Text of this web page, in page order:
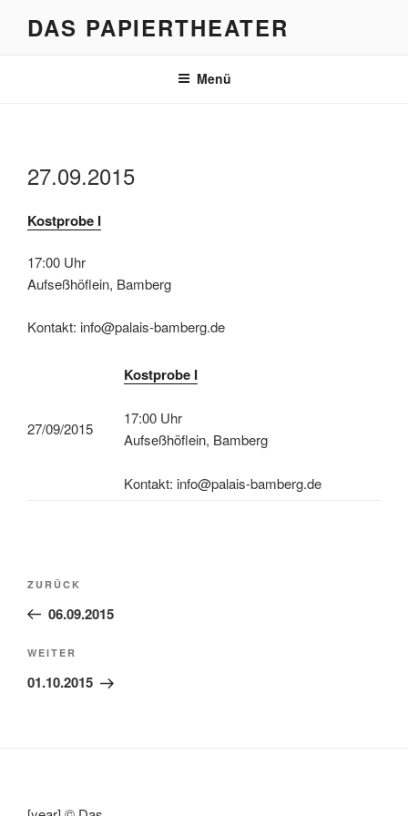
DAS PAPIERTHEATER
Menü
27.09.2015
Kostprobe I
17:00 Uhr
Aufseßhöflein, Bamberg
Kontakt: info@palais-bamberg.de
27/09/2015
Kostprobe I
17:00 Uhr
Aufseßhöflein, Bamberg
Kontakt: info@palais-bamberg.de
Beitragsnavigation
Vorheriger
Beitrag
ZURÜCK
06.09.2015
Nächster
Beitrag
WEITER
01.10.2015